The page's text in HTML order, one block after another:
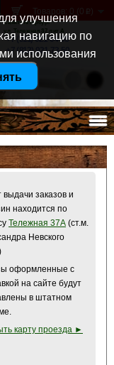
Санкт-Петербург
ул. Тележная 37 лит А
+7 (911) 021-04-08
+7 (812) 921-73-50
Товаров: 0 (0 p )
выдачи заказов и
находится по
Тележная 37А (ст.м.
Невского
оформленные с
на сайте будут
в штатном
карту проезда ►
улучшения
навигацию по
использования